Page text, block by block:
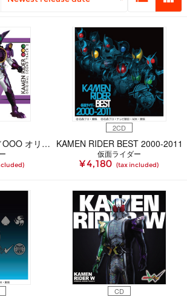
仮面ライダーオーズ／OOO オリジナルサウンドトラック2
2CD
KAMEN RIDER BEST 2000-2011
仮面ライダー
¥ 4,180 (tax included)
CD